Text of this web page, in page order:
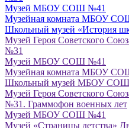
Музей МБОУ СОШ №41
Музейная комната МБОУ
Школьный музей
Музей Героя Советского
№31
Музей МБОУ СОШ №41
Музейная комната МБОУ
Школьный музей МБОУ СОШ
Музей Героя Советского
№31. Граммофон военных лет
Музей МБОУ СОШ №41
Музей «Страницы детства»